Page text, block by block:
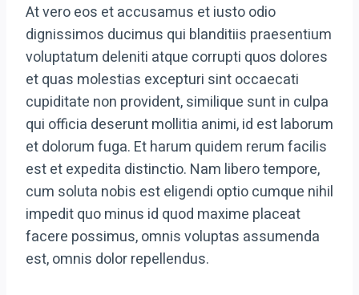
At vero eos et accusamus et iusto odio
dignissimos ducimus qui blanditiis praesentium
voluptatum deleniti atque corrupti quos dolores
et quas molestias excepturi sint occaecati
cupiditate non provident, similique sunt in culpa
qui officia deserunt mollitia animi, id est laborum
et dolorum fuga. Et harum quidem rerum facilis
est et expedita distinctio. Nam libero tempore,
cum soluta nobis est eligendi optio cumque nihil
impedit quo minus id quod maxime placeat
facere possimus, omnis voluptas assumenda
est, omnis dolor repellendus.